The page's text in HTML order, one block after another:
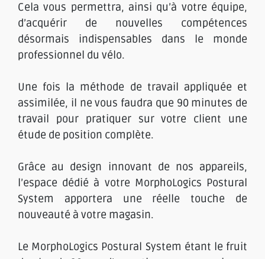
Cela vous permettra, ainsi qu’à votre équipe,
d’acquérir de nouvelles compétences
désormais indispensables dans le monde
professionnel du vélo.
Une fois la méthode de travail appliquée et
assimilée, il ne vous faudra que 90 minutes de
travail pour pratiquer sur votre client une
étude de position complète.
Grâce au design innovant de nos appareils,
l’espace dédié à votre MorphoLogics Postural
System apportera une réelle touche de
nouveauté à votre magasin.
Le MorphoLogics Postural System étant le fruit